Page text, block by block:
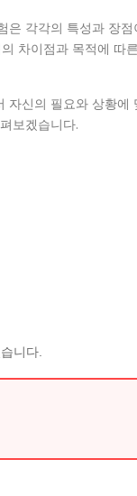
은 각각의 특성과 장
차이점과 목적에 따
자신의 필요와 상황에
보겠습니다.
니다.